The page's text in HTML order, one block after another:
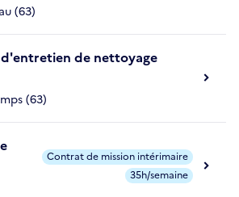
(63)
de nettoyage
(63)
Contrat de mission intérimaire
35h/semaine